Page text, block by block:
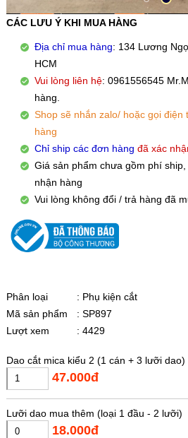
CÁC LƯU Ý KHI MUA HÀNG
Địa chỉ mua hàng: 134 Lương
HCM
Vui lòng liên hệ: 0961556545
hàng.
Shop sẽ nhắn zalo/ hoặc gọi điện
hàng
Chỉ ship các đơn hàng đã xác
Giá sản phẩm chưa gồm phí
nhận hàng
Vui lòng không đổi / trả hàng đã
Phân loại
: Phụ kiện cắt
Mã sản phẩm
: SP897
Lượt xem
: 4429
Dao cắt mica kiểu 2 (1 cán + 3 lưỡi dao)
47.000đ
Lưỡi dao mua thêm (loại 1 đầu - 2 lưỡi)
18.000đ